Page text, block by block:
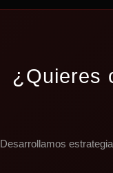
¿Quieres
Desarrollamos